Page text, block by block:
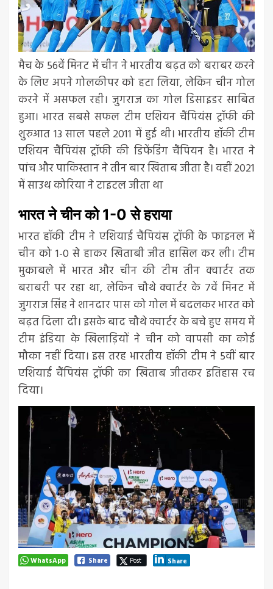
मैच के 56वें मिनट में चीन ने भारतीय बढ़त को बराबर करने
के लिए अपने गोलकीपर को हटा लिया, लेकिन चीन गोल
करने में असफल रही। जुगराज का गोल डिसाइडर साबित
हुआ। भारत सबसे सफल टीम एशियन चैंपियंस ट्रॉफी की
शुरुआत 13 साल पहले 2011 में हुई थी। भारतीय हॉकी टीम
एशियन चैंपियंस ट्रॉफी की डिफेंडिंग चैंपियन है। भारत ने
पांच और पाकिस्तान ने तीन बार खिताब जीता है। वहीं 2021
में साउथ कोरिया ने टाइटल जीता था
भारत ने चीन को 1-0 से हराया
भारत हॉकी टीम ने एशियाई चैंपियंस ट्रॉफी के फाइनल में
चीन को 1-0 से हाकर खिताबी जीत हासिल कर ली। टीम
मुकाबले में भारत और चीन की टीम तीन क्वार्टर तक
बराबरी पर रहा था, लेकिन चौथे क्वार्टर के 7वें मिनट में
जुगराज सिंह ने शानदार पास को गोल में बदलकर भारत को
बढ़त दिला दी। इसके बाद चौथे क्वार्टर के बचे हुए समय में
टीम इंडिया के खिलाड़ियों ने चीन को वापसी का कोई
मौका नहीं दिया। इस तरह भारतीय हॉकी टीम ने 5वीं बार
एशियाई चैंपियंस ट्रॉफी का खिताब जीतकर इतिहास रच
दिया।
WhatsApp Share Post Share